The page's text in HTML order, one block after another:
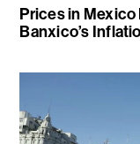
Prices in Mexico
Banxico’s